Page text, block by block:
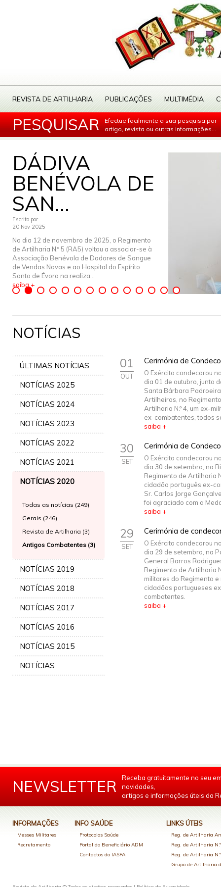
REVISTA DE ARTILHARIA PUBLICAÇÕES MULTIMÉDIA
PESQUISAR
Efectue facilmente a sua pesquisa por
artigo, revista ou outras informações...
DÁDIVA
BENÉVOLA DE
SAN...
Escrito por
20 Nov 2025
No dia 12 de novembro de 2025, o Regimento
de Artilharia N.º 5 (RA5) voltou a associar-se à
Associação Benévola de Dadores de Sangue
de Vendas Novas e ao Hospital do Espírito
Santo de Évora na realiza...
saiba +
NOTÍCIAS
ÚLTIMAS NOTÍCIAS
NOTÍCIAS 2025
NOTÍCIAS 2024
NOTÍCIAS 2023
NOTÍCIAS 2022
NOTÍCIAS 2021
NOTÍCIAS 2020
Todas as notícias (249)
Gerais (246)
Revista de Artilharia (3)
Antigos Combatentes (3)
NOTÍCIAS 2019
NOTÍCIAS 2018
NOTÍCIAS 2017
NOTÍCIAS 2016
NOTÍCIAS 2015
NOTÍCIAS
01
OUT
Cerimónia de
O Exército condecorou
dia 01 de outubro, junto
Santa Bárbara
Artilheiros, no
Artilharia N.º 4, um ex-
ex-combatentes, todos
saiba +
30
SET
Cerimónia de
O Exército condecorou
dia 30 de setembro, na
Regimento de Artilharia
cidadão português ex-
Sr. Carlos Jorge
foi agraciado com a
saiba +
29
SET
Cerimónia de
O Exército condecorou
dia 29 de setembro, na
General Barros
Regimento de Artilharia
militares do Regimento e
cidadãos portugueses
combatentes.
saiba +
NEWSLETTER
Receba gratuitamente no seu
novidades,
artigos e informações úteis da
INFORMAÇÕES
Messes Militares
Recrutamento
INFO SAÚDE
Protocolos Saúde
Portal do Beneficiário ADM
Contactos do IASFA
LINKS ÚTEIS
Reg. de Artilharia
Reg. de Artilharia
Reg. de Artilharia
Grupo de Artilharia